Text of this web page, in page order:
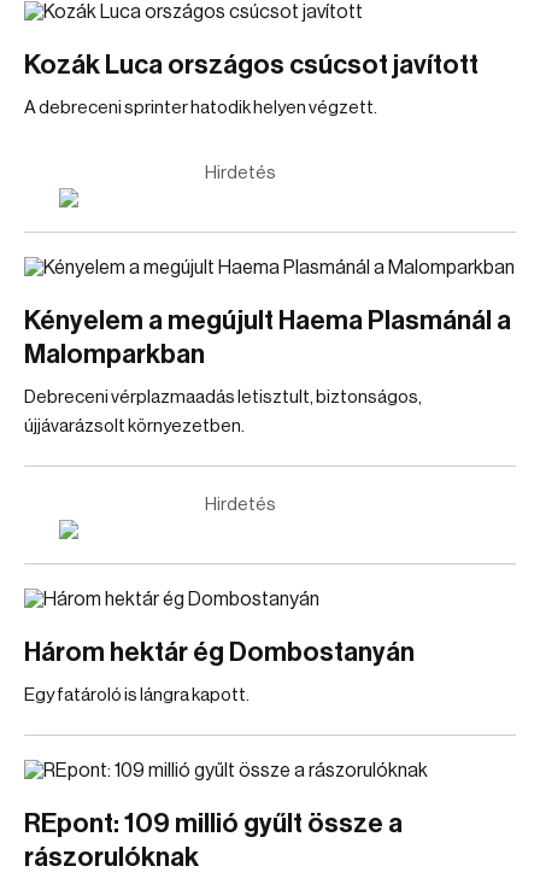
Kozák Luca országos csúcsot javított
A debreceni sprinter hatodik helyen végzett.
Hirdetés
Kényelem a megújult Haema Plasmánál a
Malomparkban
Debreceni vérplazmaadás letisztult, biztonságos,
újjávarázsolt környezetben.
Hirdetés
Három hektár ég Dombostanyán
Egy fatároló is lángra kapott.
REpont: 109 millió gyűlt össze a
rászorulóknak